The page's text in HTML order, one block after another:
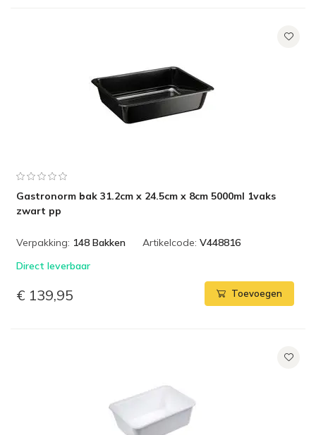
Gastronorm bak 31.2cm x 24.5cm x 8cm 5000ml 1vaks
zwart pp
Verpakking: 148 Bakken Artikelcode: V448816
Direct leverbaar
€ 139,95 Toevoegen